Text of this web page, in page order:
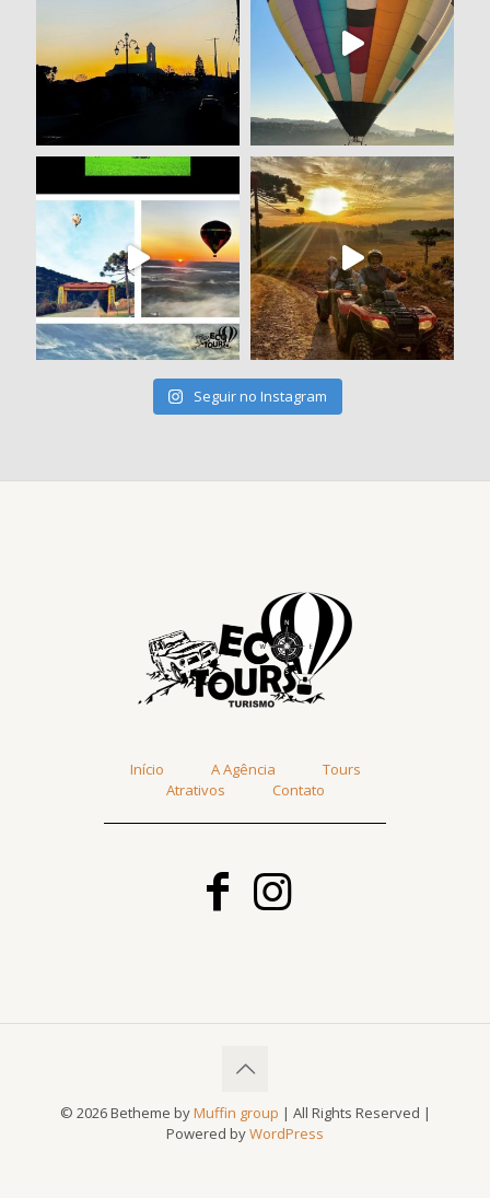
Seguir no Instagram
Início A Agência
Tours
Atrativos
Contato
© 2026 Betheme byMuffin group | All Rights Reserved |
Powered byWordPress